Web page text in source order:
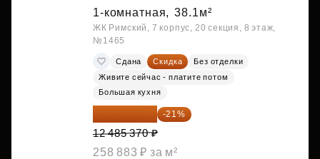
1-комнатная, 38.1м²
ЖК Римский, 7 корпус, 20 секция, 8 этаж,
№1465
Сдана Скидка
Без отделки
Живите сейчас - платите потом
Большая кухня
-21%
12 485 370 ₽
258 883 ₽ за м²